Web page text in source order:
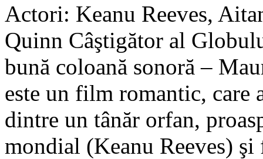
Actori: Keanu Reeves,
Quinn Câştigător al
bună coloană sonoră –
este un film romantic, care
dintre un tânăr orfan,
mondial (Keanu Reeves)